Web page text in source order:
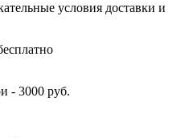
условия доставки и
- 3000 руб.